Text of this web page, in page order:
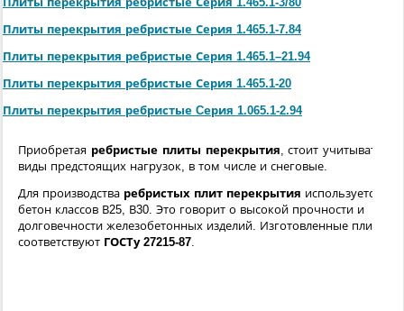
Плиты перекрытия ребристые Серия 1.465.1-7.84
Плиты перекрытия ребристые Серия 1.465.1–21.94
Плиты перекрытия ребристые Серия 1.465.1-20
Плиты перекрытия ребристые Cерия 1.065.1-2.94
Приобретая ребристые плиты перекрытия , стоит учитывать
виды предстоящих нагрузок, в том числе и снеговые.
Для производства ребристых плит перекрытия используется
бетон классов В25, В30. Это говорит о высокой прочности и
долговечности железобетонных изделий. Изготовленные плиты
соответствуют ГОСТу 27215-87